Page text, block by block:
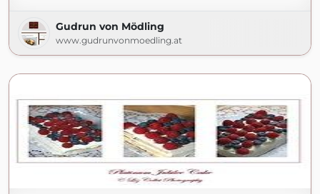
Gudrun von Mödling
www.gudrunvonmoedling.at